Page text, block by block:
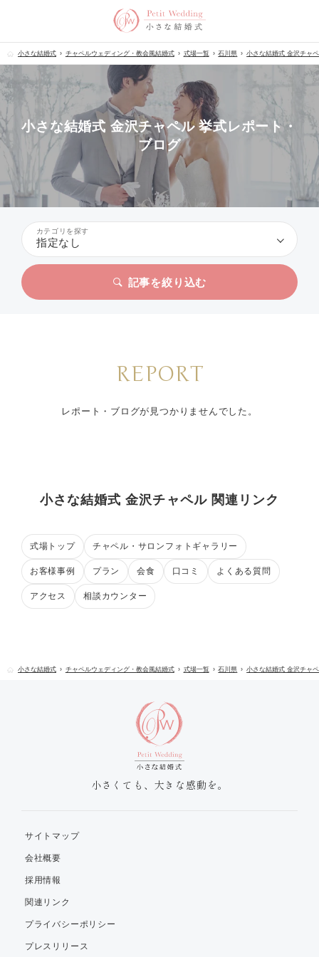
小さな結婚式 チャペルウェディング・教会風結婚式 式場一覧 石川県 小さな結婚式 金沢チャ
小さな結婚式 金沢チャペル 挙式レポート・
ブログ
カテゴリを探す
指定なし
記事を絞り込む
REPORT
レポート・ブログが見つかりませんでした。
小さな結婚式 金沢チャペル 関連リンク
式場トップ チャペル・サロンフォトギャラリー
お客様事例 プラン 会食 口コミ よくある質問
アクセス 相談カウンター
小さな結婚式 チャペルウェディング・教会風結婚式 式場一覧 石川県 小さな結婚式 金沢チャ
小さくても、大きな感動を。
サイトマップ
会社概要
採用情報
関連リンク
プライバシーポリシー
プレスリリース